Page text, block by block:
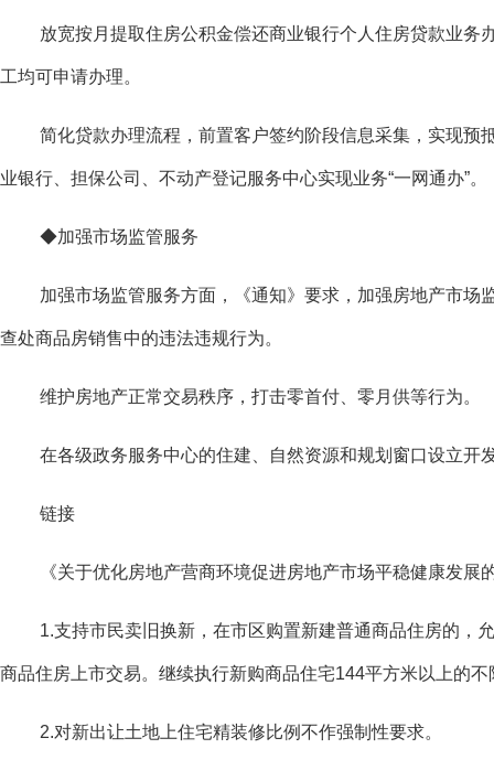
放宽按月提取住房公积金偿还商业银行个人住房贷款业
工均可申请办理。
简化贷款办理流程，前置客户签约阶段信息采集，实现
业银行、担保公司、不动产登记服务中心实现业务“一网通办”。
◆加强市场监管服务
加强市场监管服务方面，《通知》要求，加强房地产市
查处商品房销售中的违法违规行为。
维护房地产正常交易秩序，打击零首付、零月供等行为。
在各级政务服务中心的住建、自然资源和规划窗口设立开
链接
《关于优化房地产营商环境促进房地产市场平稳健康发展
1.支持市民卖旧换新，在市区购置新建普通商品住房的，
商品住房上市交易。继续执行新购商品住宅144平方米以上的
2.对新出让土地上住宅精装修比例不作强制性要求。